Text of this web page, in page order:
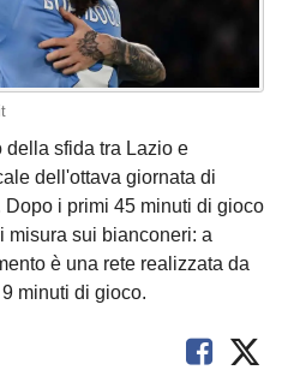
della sfida tra Lazio e
dell'ottava giornata di
i primi 45 minuti di gioco
misura sui bianconeri: a
è una rete realizzata da
minuti di gioco.